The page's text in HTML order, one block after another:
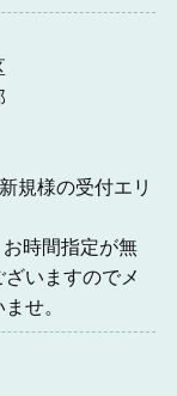
規様の受付エリ
時間指定が無
いますのでメ
せ。